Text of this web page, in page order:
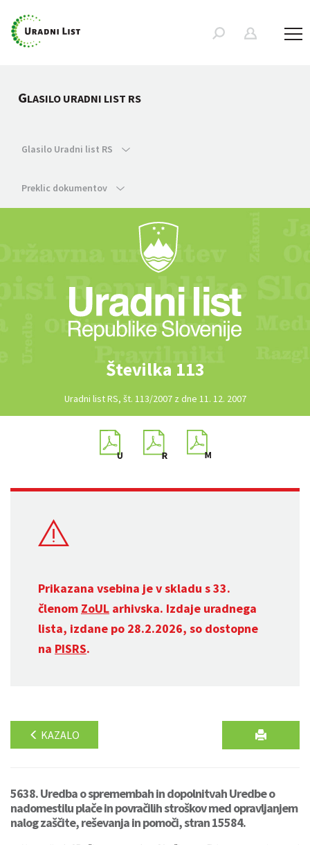
GLASILO URADNI LIST RS
Glasilo Uradni list RS
Preklic dokumentov
Številka 113
Uradni list RS, št. 113/2007 z dne 11. 12. 2007
Prikazana vsebina je v skladu s 33.
členom ZoUL arhivska. Izdaje uradnega
lista, izdane po 28.2.2026, so dostopne
na PISRS.
KAZALO
5638. Uredba o spremembah in dopolnitvah Uredbe o
nadomestilu plače in povračilih stroškov med opravljanjem
nalog zaščite, reševanja in pomoči, stran 15584.